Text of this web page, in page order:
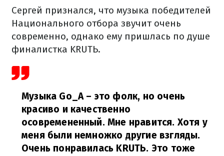
Сергей признался, что музыка победителей
Национального отбора звучит очень
современно, однако ему пришлась по душе
финалистка KRUTЬ.
Музыка Go_A – это фолк, но очень
красиво и качественно
осовремененный. Мне нравится. Хотя у
меня были немножко другие взгляды.
Очень понравилась KRUTЬ. Это тоже